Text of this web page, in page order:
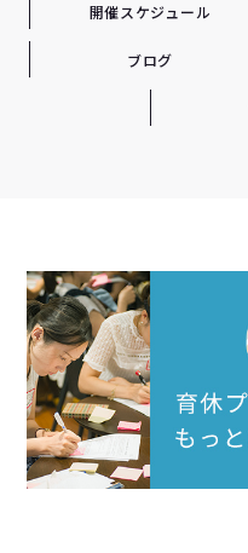
開催スケジュール
ブログ